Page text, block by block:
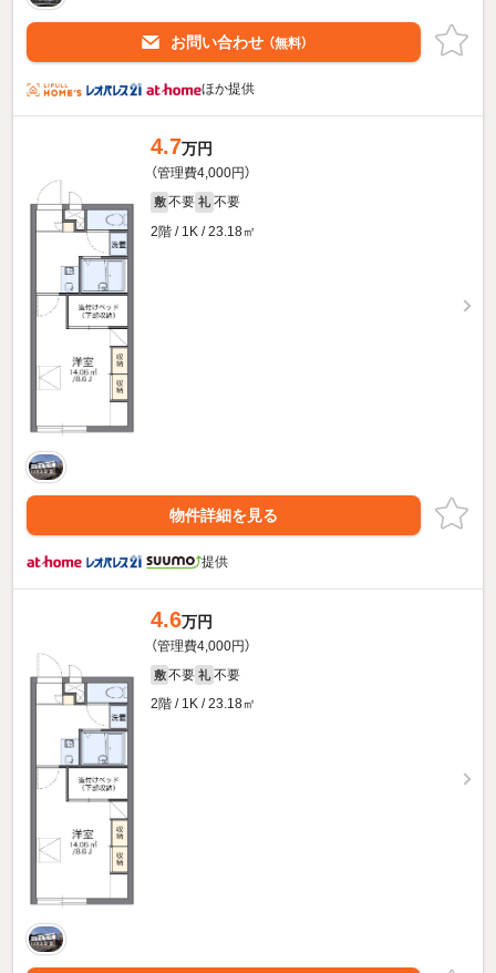
お問い合わせ （無料）
ほか提供
4.7万円
（管理費4,000円）
敷 不要 礼 不要
2階 / 1K / 23.18㎡
物件詳細を見る
提供
4.6万円
（管理費4,000円）
敷 不要 礼 不要
2階 / 1K / 23.18㎡